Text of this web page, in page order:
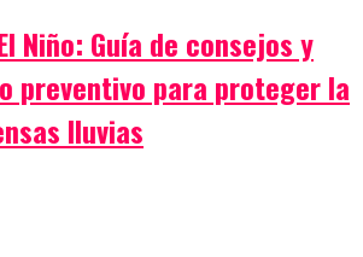
Niño: Guía de consejos y
preventivo para proteger la
lluvias